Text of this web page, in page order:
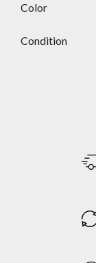
Color
Condition